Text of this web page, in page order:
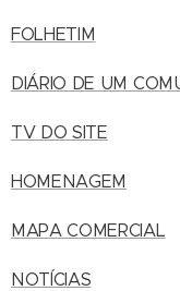
FOLHETIM
DIÁRIO DE UM
TV DO SITE
HOMENAGEM
MAPA COMERCIAL
NOTÍCIAS